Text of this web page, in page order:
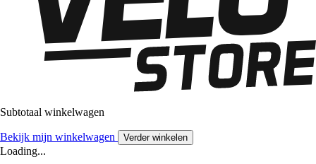
Subtotaal winkelwagen
Bekijk mijn winkelwagen Verder winkelen
Loading...